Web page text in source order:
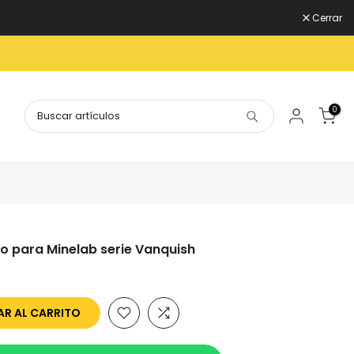
Cerrar
0
para Minelab serie Vanquish
AL CARRITO